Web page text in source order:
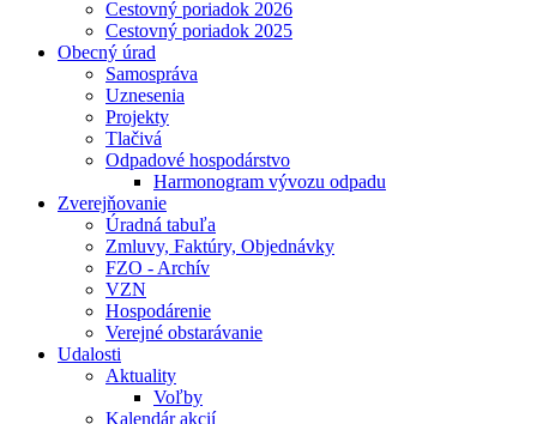
Cestovný poriadok 2026
Cestovný poriadok 2025
Obecný úrad
Samospráva
Uznesenia
Projekty
Tlačivá
Odpadové hospodárstvo
Harmonogram vývozu odpadu
Zverejňovanie
Úradná tabuľa
Zmluvy, Faktúry, Objednávky
FZO - Archív
VZN
Hospodárenie
Verejné obstarávanie
Udalosti
Aktuality
Voľby
Kalendár akcií